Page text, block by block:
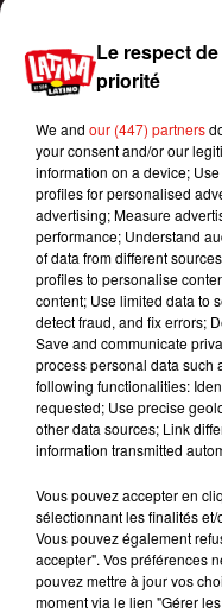
Dans une
G a tenu à
souhaite
une des leurs,
ouvrir la voix
début de carrière
Le respect
priorité
We and our (447) partners
your consent and/or our
information on a device;
profiles for personalised
advertising; Measure
performance; Understand
of data from different
profiles to personalise
content; Use limited data to
detect fraud, and fix errors;
Save and communicate
process personal data such
following functionalities:
requested; Use precise
other data sources; Link
information transmitted
Vous pouvez accepter en
sélectionnant les finalités
Vous pouvez également
accepter". Vos préférences
pouvez mettre à jour vos
moment via le lien "Gérer